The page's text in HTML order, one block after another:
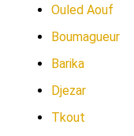
Ouled Aouf
Boumagueur
Barika
Djezar
Tkout